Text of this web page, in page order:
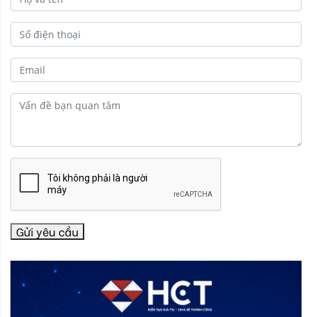
Gửi yêu cầu